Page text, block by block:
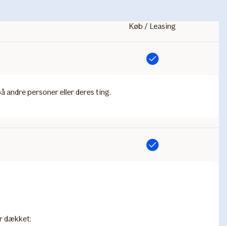
Køb / Leasing
Inkluderet
andre personer eller deres ting.
Inkluderet
dækket: